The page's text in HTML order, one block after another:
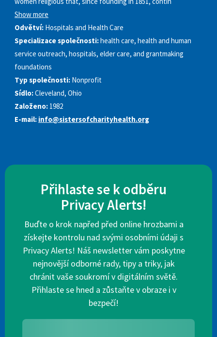
Show more
Odvětví: Hospitals and Health Care
Specializace společnosti:health care, health and human
service outreach, hospitals, elder care, and grantmaking
foundations
Typ společnosti: Nonprofit
Sídlo:Cleveland, Ohio
Založeno: 1982
E-mail: info@sistersofcharityhealth.org
Přihlaste se k odběru
Privacy Alerts!
Buďte o krok napřed před online hrozbami a
získejte kontrolu nad svými osobními údaji s
Privacy Alerts! Náš newsletter vám poskytne
nejnovější odborné rady, tipy a triky, jak
chránit vaše soukromí v digitálním světě.
Přihlaste se hned a zůstaňte v obraze i v
bezpečí!